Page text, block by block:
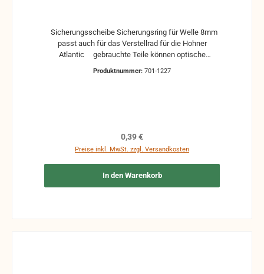
passt auch für das Verstellrad für die Hohner
Atlantic gebrauchte Teile können optische
Produktnummer: 701-1227
Regulärer Preis:
0,39 €
Preise inkl. MwSt. zzgl. Versandkosten
In den Warenkorb